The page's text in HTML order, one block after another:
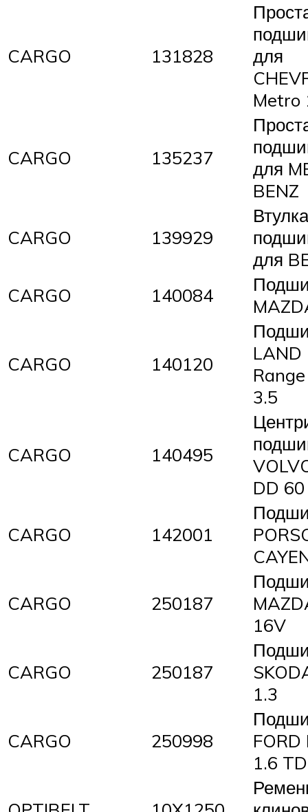
CARGO 131828
для
Metro
CARGO 135237
для
BENZ
CARGO 139929
Втулка
для
CARGO
140084
CARGO 140120
LAND
3.5
CARGO 140495
DD 60
CARGO 142001
CARGO 250187
16V
CARGO 250187
1.3
CARGO 250998
1.6